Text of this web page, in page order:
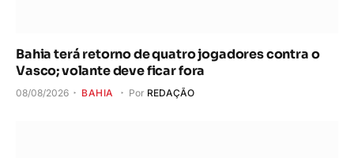
Bahia terá retorno de quatro jogadores contra o
Vasco; volante deve ficar fora
08/08/2026 BAHIA Por REDAÇÃO